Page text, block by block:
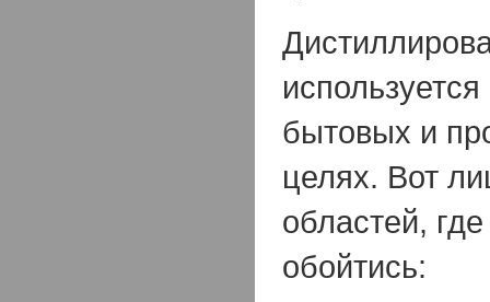
бытовых и
целях. Вот
областей,
обойтись: